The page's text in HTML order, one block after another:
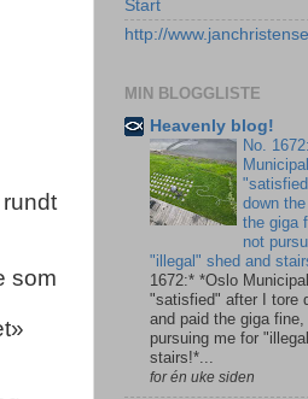
som
Start
http://
MIN BLOGGLISTE
Heavenly blog!
No.
down
the giga
not
"illegal" shed and
1672:* *Oslo
"satisfied" after I tore
and paid the giga
pursuing me for
stairs!*...
for én uke siden